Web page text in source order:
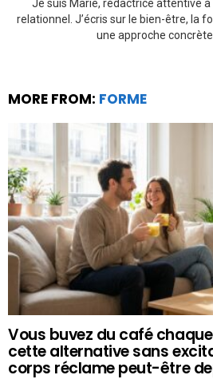
Je suis Marie, rédactrice attentive à
relationnel. J’écris sur le bien-être, la
une approche concrète
MORE FROM: FORME
Vous buvez du café
cette alternative sans
corps réclame peut-être